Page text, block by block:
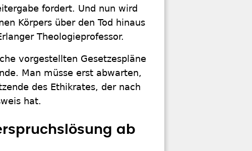
fordert. Und nun wird
Körpers über den Tod hinaus
Theologieprofessor.
vorgestellten Gesetzespläne
Man müsse erst abwarten,
des Ethikrates, der nach
hat.
ab